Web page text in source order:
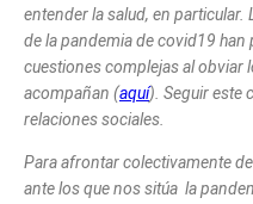
entender la salud, en
de la pandemia de covid19
cuestiones complejas al obviar
acompañan (aquí). Seguir este
relaciones sociales.
Para afrontar colectivamente
ante los que nos sitúa la